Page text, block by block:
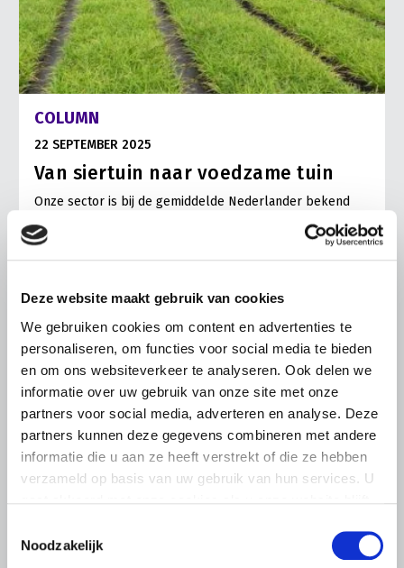
Deze website maakt gebruik van cookies
We gebruiken cookies om content en advertenties te
personaliseren, om functies voor social media te bieden
en om ons websiteverkeer te analyseren. Ook delen we
informatie over uw gebruik van onze site met onze
partners voor social media, adverteren en analyse. Deze
partners kunnen deze gegevens combineren met andere
informatie die u aan ze heeft verstrekt of die ze hebben
verzameld op basis van uw gebruik van hun services. U
Noodzakelijk
COLUMN
22 SEPTEMBER 2025
Van siertuin naar voedzame tuin
Onze sector is bij de gemiddelde Nederlander bekend
onder de naam ‘sierteelt’. Een term die in de jaren zestig
gestalte kreeg toen groente- en fruittelers kansen zagen
in het kweken van gewassen om de tuinen op te sieren.
het lagere btw-tarief. Nu de gemiddelde consument […]
Lees meer